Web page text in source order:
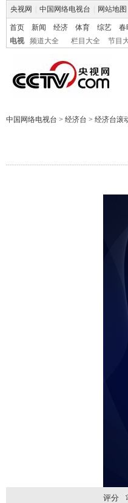
央视网 中国网络电视台 网站地图
首页 新闻 经济 体育 综艺 春
电视
频道大全 栏目大全 节目
中国网络电视台 > 经济台 > 经济台滚
评分